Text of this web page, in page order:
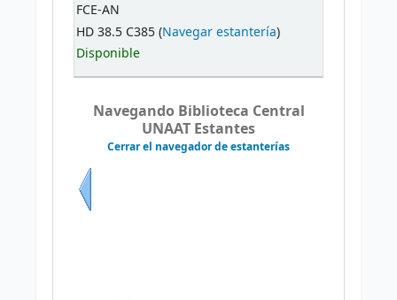
FCE-AN
HD 38.5 C385 (Navegar estantería)
Disponible
Navegando Biblioteca Central
UNAAT Estantes
Cerrar el navegador de estanterías